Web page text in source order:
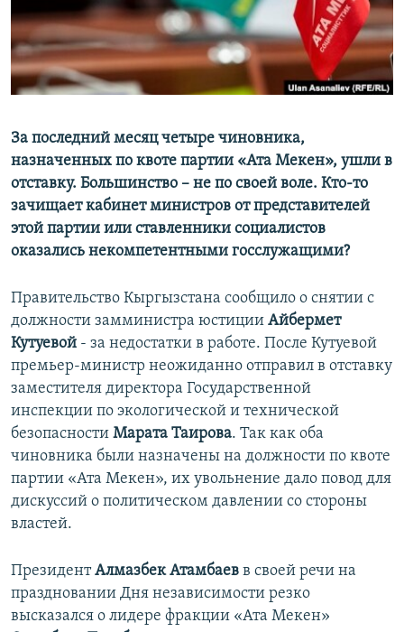
За последний месяц четыре чиновника,
назначенных по квоте партии «Ата Мекен», ушли в
отставку. Большинство – не по своей воле. Кто-то
зачищает кабинет министров от представителей
этой партии или ставленники социалистов
оказались некомпетентными госслужащими?
Правительство Кыргызстана сообщило о снятии с
должности замминистра юстиции Айбермет
Кутуевой - за недостатки в работе. После Кутуевой
премьер-министр неожиданно отправил в отставку
заместителя директора Государственной
инспекции по экологической и технической
безопасности Марата Таирова. Так как оба
чиновника были назначены на должности по квоте
партии «Ата Мекен», их увольнение дало повод для
дискуссий о политическом давлении со стороны
властей.
ПрезидентАлмазбек Атамбаев в своей речи на
праздновании Дня независимости резко
высказался о лидере фракции «Ата Мекен»